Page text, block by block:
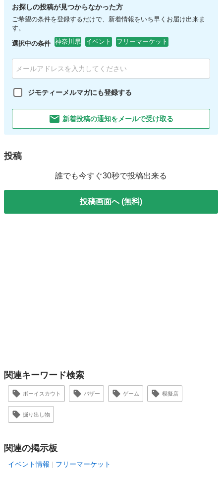
お探しの投稿が見つからなかった方
ご希望の条件を登録するだけで、新着情報をいち早くお届け出来ま
す。
選択中の条件 神奈川県 イベント フリーマーケット
ジモティーメルマガにも登録する
新着投稿の通知をメールで受け取る
投稿
誰でも今すぐ30秒で投稿出来る
投稿画面へ (無料)
関連キーワード検索
ボーイスカウト バザー ゲーム 模擬店
掘り出し物
関連の掲示板
イベント情報 フリーマーケット